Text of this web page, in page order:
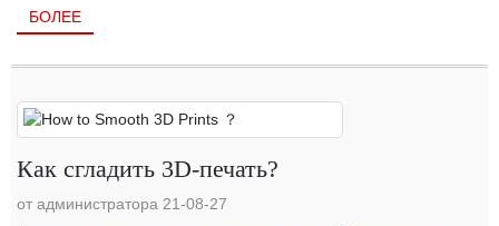
БОЛЕЕ
Как сгладить 3D-печать?
от администратора 21-08-27